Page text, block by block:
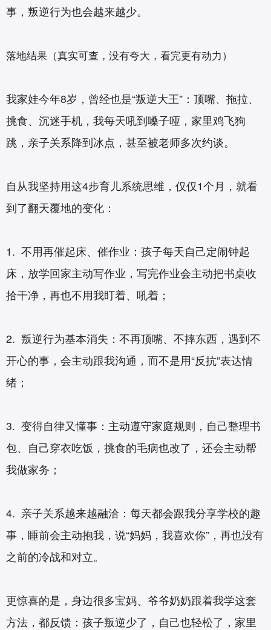
事，叛逆行为也会越来越少。
落地结果（真实可查，没有夸大，看完更有动力）
我家娃今年8岁，曾经也是“叛逆大王”：顶嘴、拖拉、
挑食、沉迷手机，我每天吼到嗓子哑，家里鸡飞狗
跳，亲子关系降到冰点，甚至被老师多次约谈。
自从我坚持用这4步育儿系统思维，仅仅1个月，就看
到了翻天覆地的变化：
1. 不用再催起床、催作业：孩子每天自己定闹钟起
床，放学回家主动写作业，写完作业会主动把书桌收
拾干净，再也不用我盯着、吼着；
2. 叛逆行为基本消失：不再顶嘴、不摔东西，遇到不
开心的事，会主动跟我沟通，而不是用“反抗”表达情
绪；
3. 变得自律又懂事：主动遵守家庭规则，自己整理书
包、自己穿衣吃饭，挑食的毛病也改了，还会主动帮
我做家务；
4. 亲子关系越来越融洽：每天都会跟我分享学校的趣
事，睡前会主动抱我，说“妈妈，我喜欢你”，再也没有
之前的冷战和对立。
更惊喜的是，身边很多宝妈、爷爷奶奶跟着我学这套
方法，都反馈：孩子叛逆少了，自己也轻松了，家里